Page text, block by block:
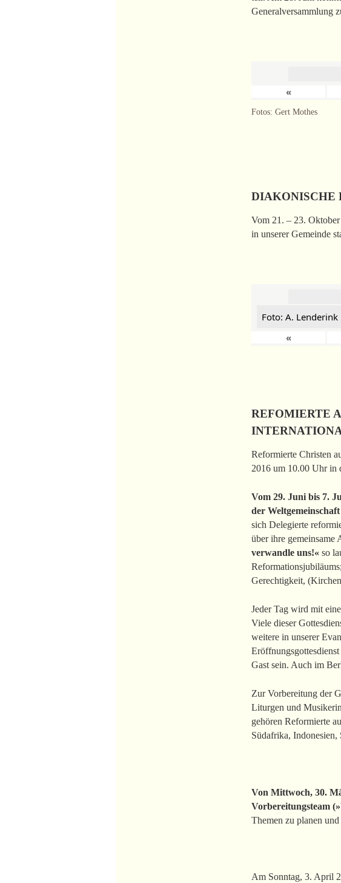
Generalversammlung
«
Fotos: Gert Mothes
DIAKONISCHE
Vom 21. – 23.
in unserer Gemeinde
Foto: A. Lenderink
«
REFOMIERTE
Reformierte Christen
2016 um 10.00 Uhr in
Vom 29. Juni bis 7.
der
sich Delegierte
über ihre gemeinsame
verwandle uns!« so
Gerechtigkeit,
Jeder Tag wird mit
Viele dieser
weitere in unserer
Gast sein. Auch im
Zur Vorbereitung der
Liturgen und
gehören Reformierte
Südafrika, Indonesien,
Von Mittwoch, 30.
Vorbereitungsteam
Themen zu planen
Am Sonntag, 3. April